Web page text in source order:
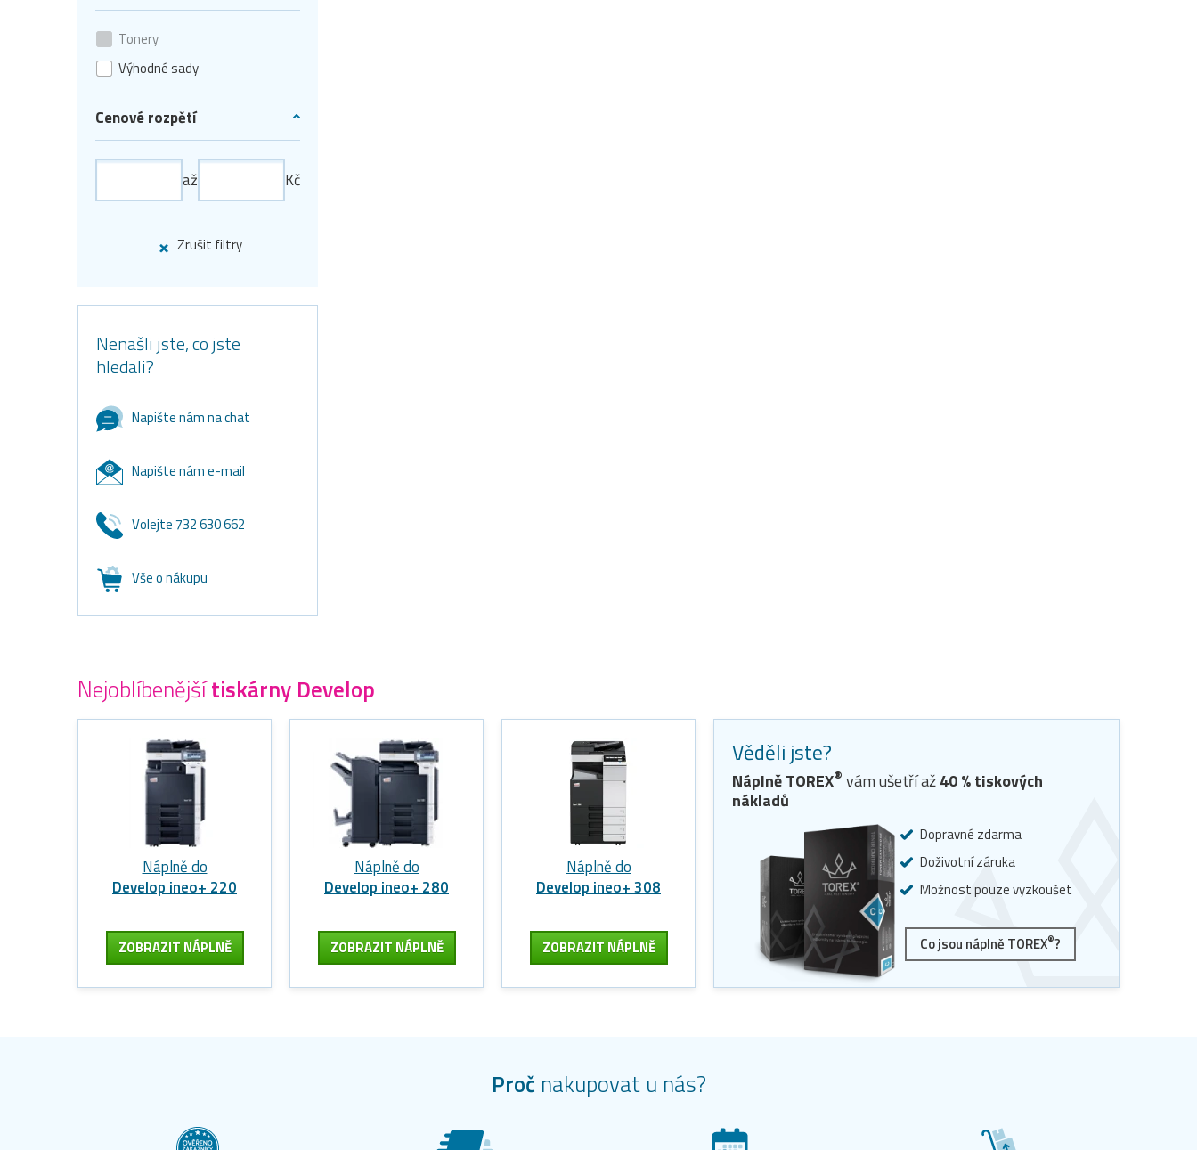
Tonery
Výhodné sady
Cenové rozpětí
až Kč
Zrušit filtry
Nenašli jste, co jste
hledali?
Napište nám na chat
Napište nám e-mail
Volejte 732 630 662
Vše o nákupu
Nejoblíbenějšítiskárny Develop
Náplně do
Develop ineo+ 220
ZOBRAZIT NÁPLNĚ
Náplně do
Develop ineo+ 280
ZOBRAZIT NÁPLNĚ
Náplně do
Develop ineo+ 308
ZOBRAZIT NÁPLNĚ
Věděli jste?
Náplně TOREX® vám ušetří až40% tiskových
nákladů
Dopravné zdarma
Doživotní záruka
Možnost pouze vyzkoušet
Co jsou náplně TOREX®?
Proč nakupovat u nás?